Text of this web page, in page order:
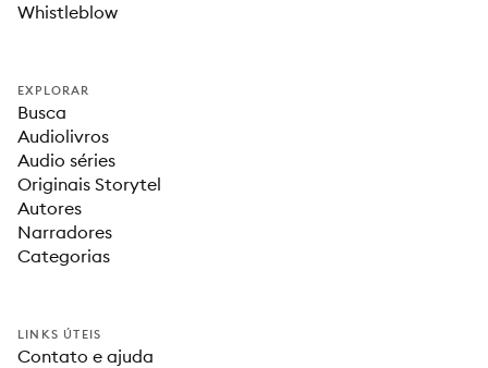
Whistleblow
EXPLORAR
Busca
Audiolivros
Audio séries
Originais Storytel
Autores
Narradores
Categorias
LINKS ÚTEIS
Contato e ajuda